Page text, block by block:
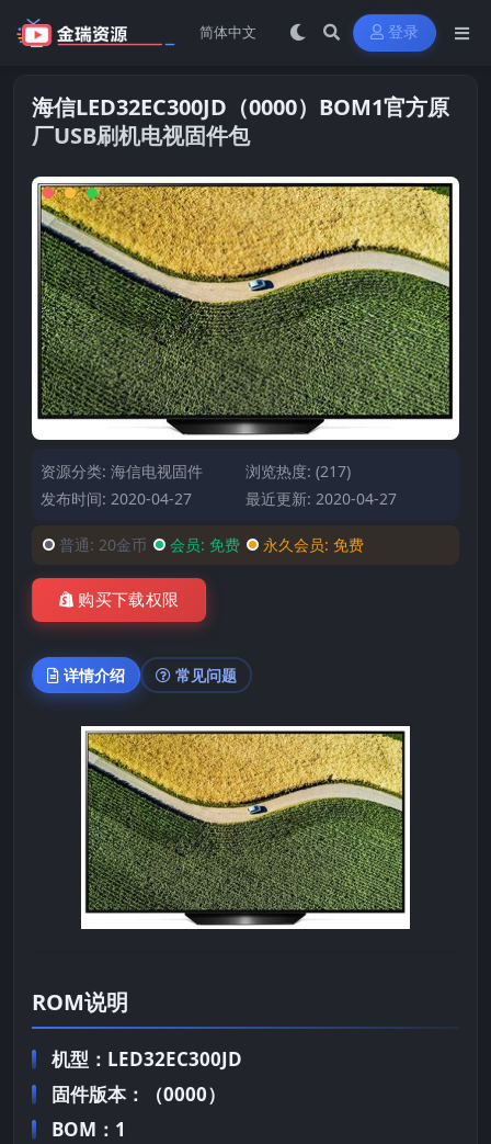
登录
海信LED32EC300JD（0000）BOM1官方原
厂USB刷机电视固件包
资源分类: 海信电视固件
浏览热度: (217)
发布时间: 2020-04-27
最近更新: 2020-04-27
普通: 20金币 会员: 免费 永久会员: 免费
购买下载权限
详情介绍 常见问题
ROM说明
机型：LED32EC300JD
固件版本：（0000）
BOM：1